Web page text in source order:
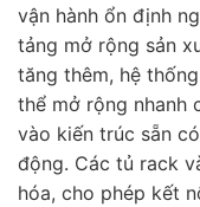
vận hành ổn định
tảng mở rộng sản
tăng thêm, hệ
thể mở rộng nhanh
vào kiến trúc sẵn
động. Các tủ rack
hóa, cho phép kết